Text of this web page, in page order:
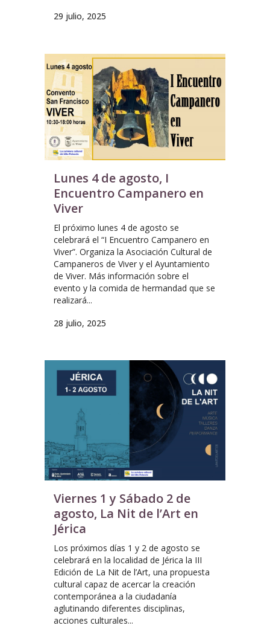
29 julio, 2025
Lunes 4 de agosto, I
Encuentro Campanero en
Viver
El próximo lunes 4 de agosto se
celebrará el “I Encuentro Campanero en
Viver”. Organiza la Asociación Cultural de
Campaneros de Viver y el Ayuntamiento
de Viver. Más información sobre el
evento y la comida de hermandad que se
realizará...
28 julio, 2025
Viernes 1 y Sábado 2 de
agosto, La Nit de l’Art en
Jérica
Los próximos días 1 y 2 de agosto se
celebrará en la localidad de Jérica la III
Edición de La Nit de l’Art, una propuesta
cultural capaz de acercar la creación
contemporánea a la ciudadanía
aglutinando diferentes disciplinas,
acciones culturales...